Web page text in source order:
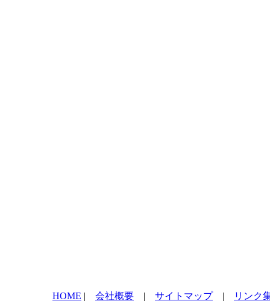
HOME | 会社概要 | サイトマップ| リンク